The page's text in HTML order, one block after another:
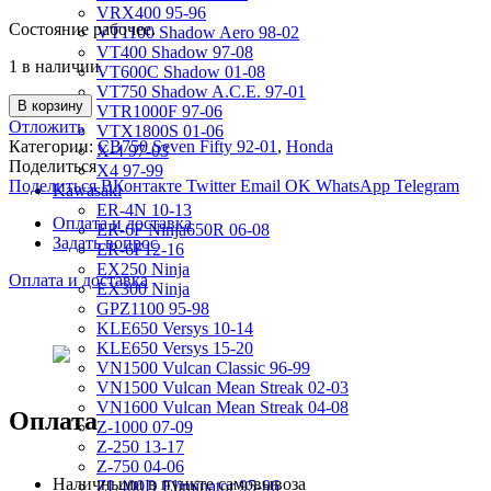
VRX400 95-96
VT1100 Shadow Aero 98-02
VT400 Shadow 97-08
VT600C Shadow 01-08
VT750 Shadow A.C.E. 97-01
VTR1000F 97-06
VTX1800S 01-06
X-4 97-03
X4 97-99
Kawasaki
ER-4N 10-13
ER-6F Ninja650R 06-08
ER-6F12-16
EX250 Ninja
EX300 Ninja
GPZ1100 95-98
KLE650 Versys 10-14
KLE650 Versys 15-20
VN1500 Vulcan Classic 96-99
VN1500 Vulcan Mean Streak 02-03
VN1600 Vulcan Mean Streak 04-08
Z-1000 07-09
Z-250 13-17
Z-750 04-06
ZL400D Eliminator 95-96
Состояние рабочее.
1 в наличии
В корзину
Отложить
Категории: CB750 Seven Fifty 92-01 , Honda
Поделиться
Поделиться ВКонтакте Twitter Email OK WhatsApp Telegram
Оплата и доставка
Задать вопрос
Оплата и доставка
Оплата
Наличными в пункте самовывоза